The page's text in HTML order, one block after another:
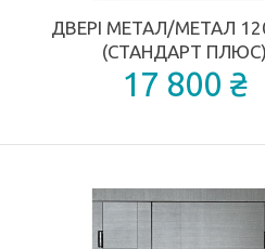
ДВЕРІ МЕТАЛ/МЕТАЛ
(СТАНДАРТ ПЛЮС)
17 800 ₴